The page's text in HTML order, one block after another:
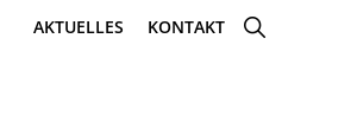
AKTUELLES KONTAKT SHOW
SEARCH